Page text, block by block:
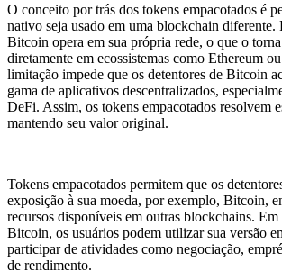
O conceito por trás dos tokens empacotados é
nativo seja usado em uma blockchain diferente.
Bitcoin opera em sua própria rede, o que o
diretamente em ecossistemas como Ethereum
limitação impede que os detentores de Bitcoin
gama de aplicativos descentralizados,
DeFi. Assim, os tokens empacotados resolvem
mantendo seu valor original.
Tokens empacotados permitem que os
exposição à sua moeda, por exemplo, Bitcoin,
recursos disponíveis em outras blockchains. Em
Bitcoin, os usuários podem utilizar sua versão
participar de atividades como negociação,
de rendimento.